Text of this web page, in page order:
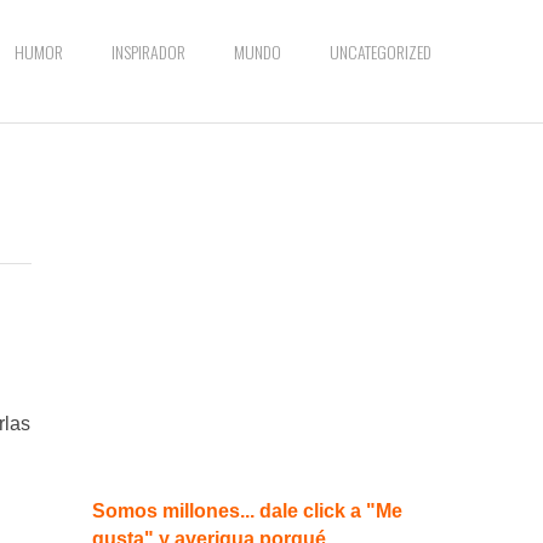
HUMOR INSPIRADOR MUNDO UNCATEGORIZED
Somos millones... dale click a "Me
gusta" y averigua porqué